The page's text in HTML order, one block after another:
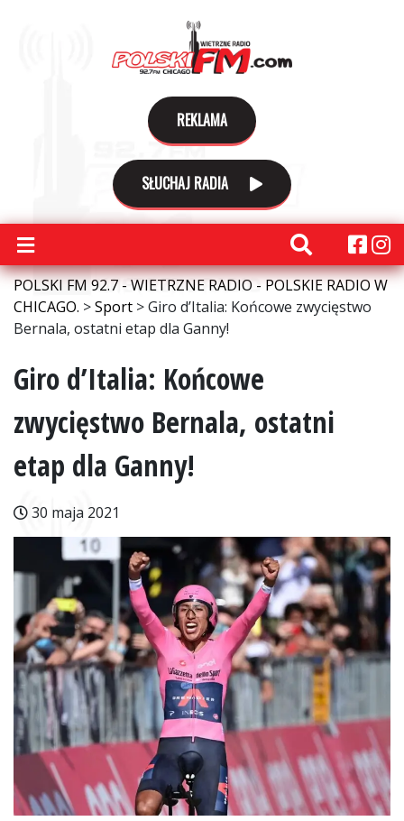
REKLAMA
SŁUCHAJ RADIA
POLSKI FM 92.7 - WIETRZNE RADIO - POLSKIE RADIO W
CHICAGO. >Sport >Giro d’Italia: Końcowe zwycięstwo
Bernala, ostatni etap dla Ganny!
Giro d’Italia: Końcowe
zwycięstwo Bernala, ostatni
etap dla Ganny!
30 maja 2021